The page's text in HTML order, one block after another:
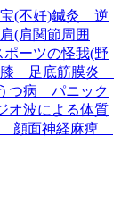
21時ま
灸 逆
寝違
周囲
神経